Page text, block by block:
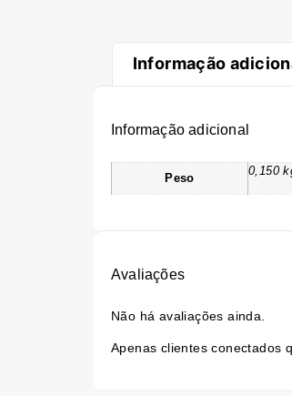
Informação
Informação adicional
Peso
0,150
Avaliações
Não há avaliações ainda.
Apenas clientes conectados